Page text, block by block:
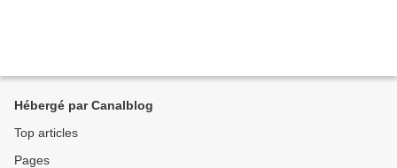
Hébergé par Canalblog
Top articles
Pages